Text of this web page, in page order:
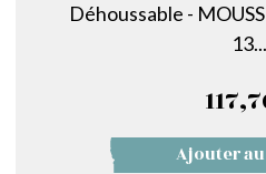
Déhoussable -
13...
Ajouter